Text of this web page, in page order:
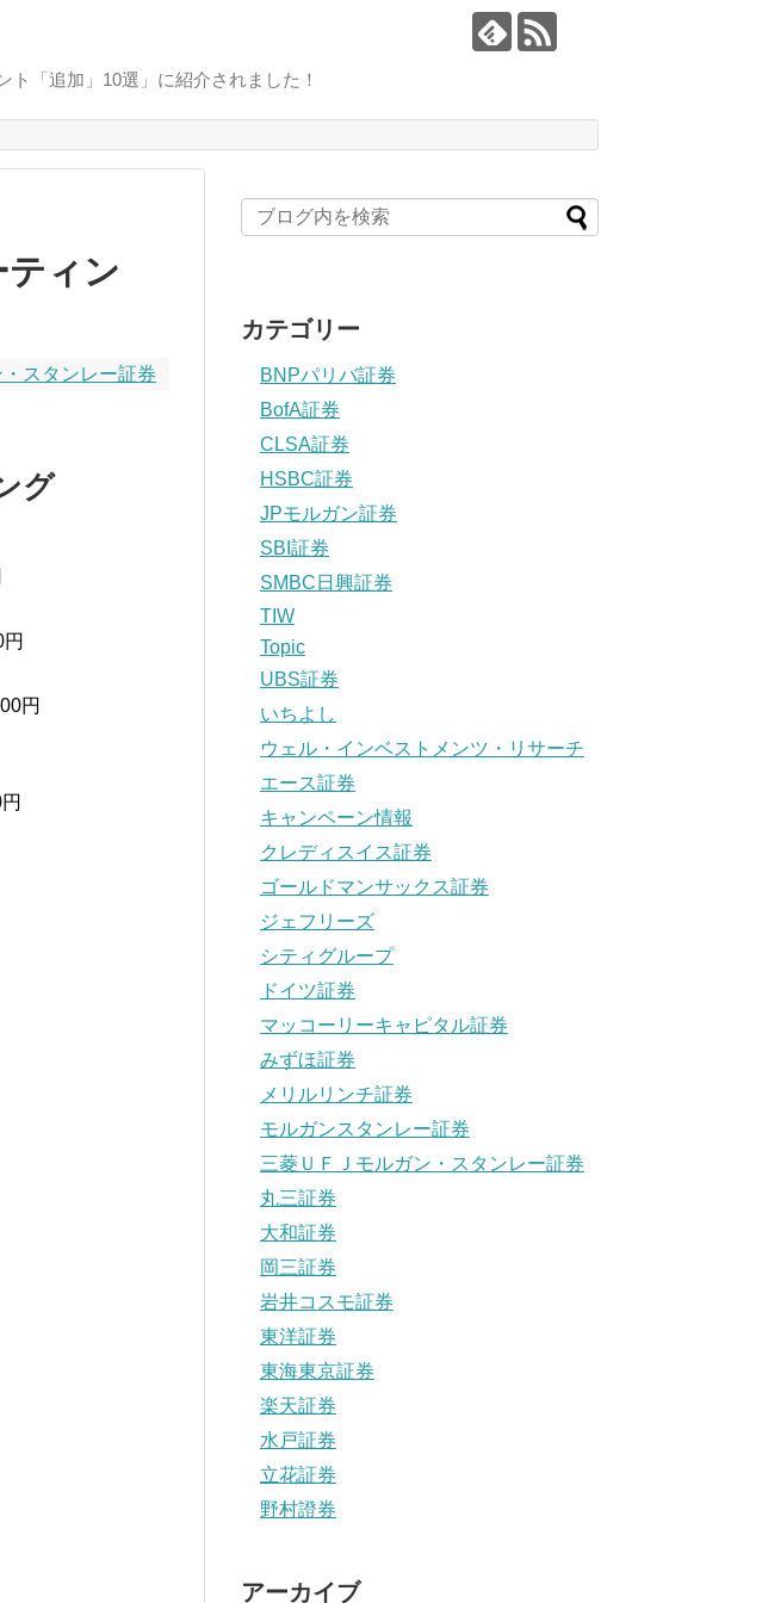
「追加」10選」に紹介されました！
ィン
スタンレー証券
グ
円
カテゴリー
BNPパリバ証券
BofA証券
CLSA証券
HSBC証券
JPモルガン証券
SBI証券
SMBC日興証券
TIW
Topic
UBS証券
いちよし
ウェル・インベストメンツ・リサーチ
エース証券
キャンペーン情報
クレディスイス証券
ゴールドマンサックス証券
ジェフリーズ
シティグループ
ドイツ証券
マッコーリーキャピタル証券
みずほ証券
メリルリンチ証券
モルガンスタンレー証券
三菱ＵＦＪモルガン・スタンレー証券
丸三証券
大和証券
岡三証券
岩井コスモ証券
東洋証券
東海東京証券
楽天証券
水戸証券
立花証券
野村證券
アーカイブ